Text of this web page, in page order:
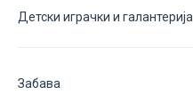
Детски играчки и галантерија
Забава